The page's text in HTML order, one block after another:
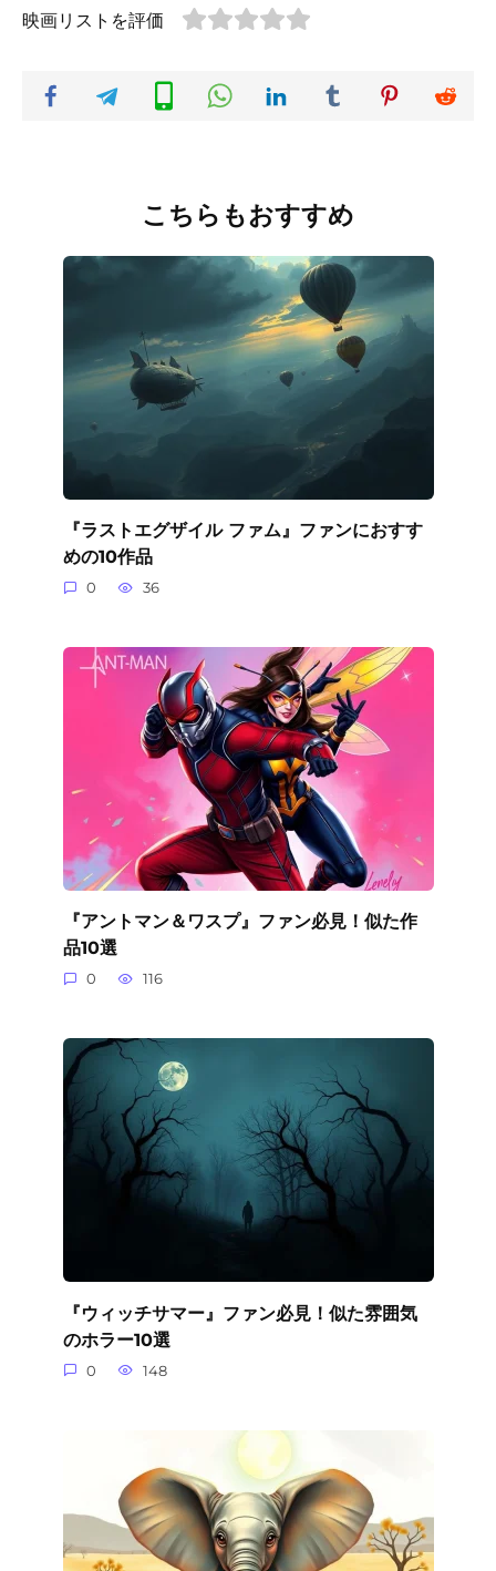
映画リストを評価
こちらもおすすめ
『ラストエグザイル ファム』ファンにおすす
めの10作品
0 36
『アントマン＆ワスプ』ファン必見！似た作
品10選
0 116
『ウィッチサマー』ファン必見！似た雰囲気
のホラー10選
0 148